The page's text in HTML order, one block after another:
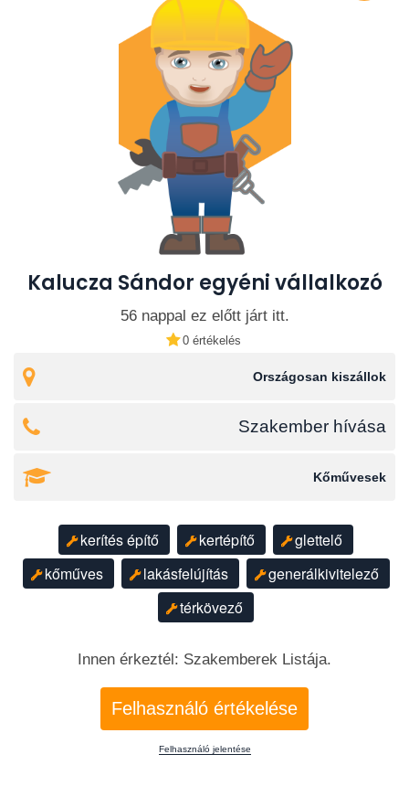
Kalucza Sándor egyéni vállalkozó
56 nappal ez előtt járt itt.
0 értékelés
Országosan kiszállok
Szakember hívása
Kőművesek
kerítés építő kertépítő
glettelő
kőműves
lakásfelújítás
generálkivitelező
térkövező
Innen érkeztél: Szakemberek Listája.
Felhasználó értékelése
Felhasználó jelentése